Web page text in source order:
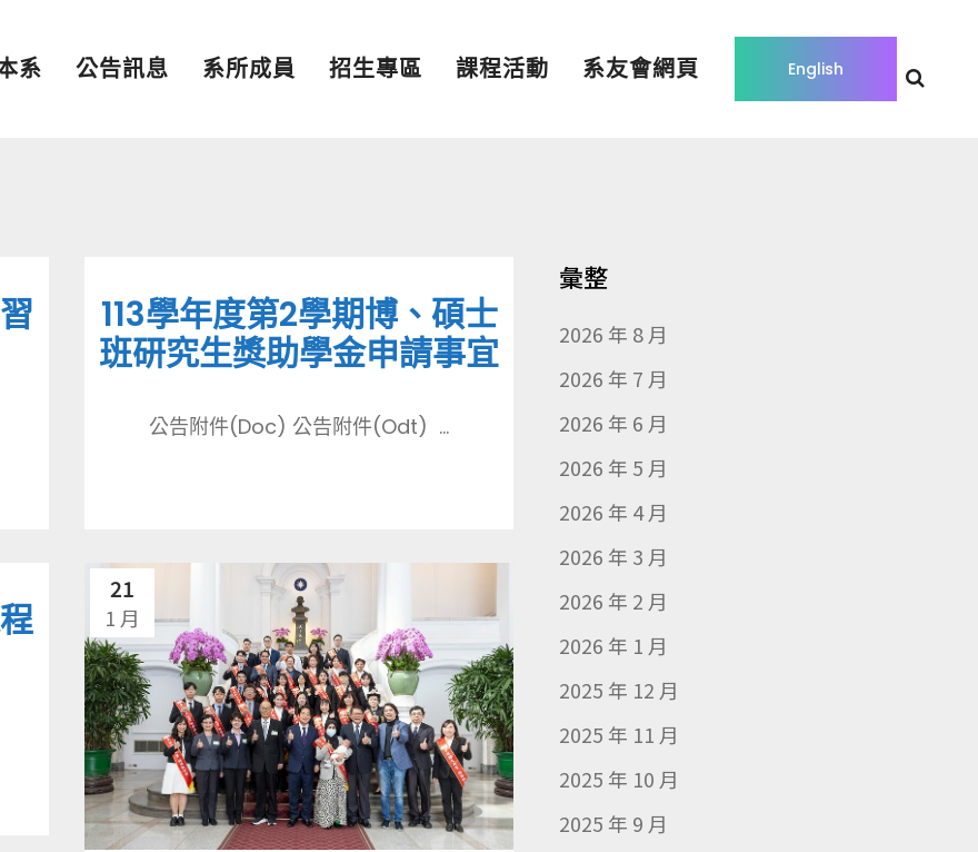
English
系 公告訊息 系所成員 招生專區 課程活動 系友會網頁
113學年度第2學期博、碩士
班研究生獎助學金申請事宜
公告附件(Doc) 公告附件(Odt) ...
21
1 月
彙整
2026 年 8 月
2026 年 7 月
2026 年 6 月
2026 年 5 月
2026 年 4 月
2026 年 3 月
2026 年 2 月
2026 年 1 月
2025 年 12 月
2025 年 11 月
2025 年 10 月
2025 年 9 月